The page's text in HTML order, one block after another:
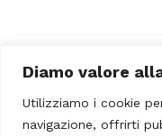
Diamo valore
Utilizziamo i cookie
navigazione, offrirti